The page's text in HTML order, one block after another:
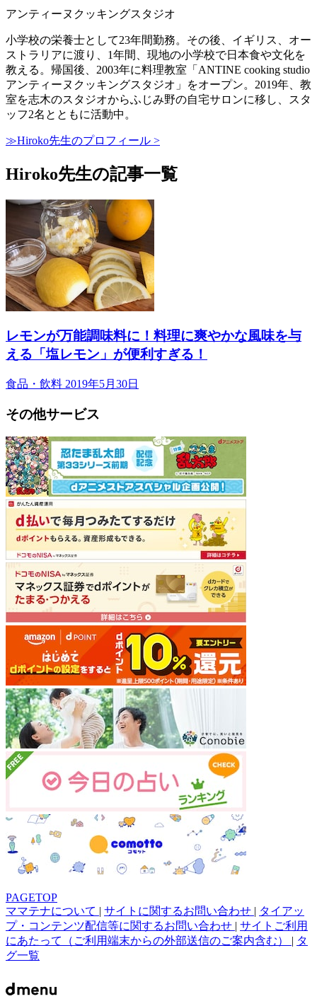
アンティーヌクッキングスタジオ
小学校の栄養士として23年間勤務。その後、イギリス、オー
ストラリアに渡り、1年間、現地の小学校で日本食や文化を
教える。帰国後、2003年に料理教室「ANTINE cooking studio
アンティーヌクッキングスタジオ」をオープン。2019年、教
室を志木のスタジオからふじみ野の自宅サロンに移し、スタ
ッフ2名とともに活動中。
≫Hiroko先生のプロフィール >
Hiroko先生の記事一覧
レモンが万能調味料に！料理に爽やかな風味を与
える「塩レモン」が便利すぎる！
食品・飲料 2019年5月30日
その他サービス
PAGETOP
ママテナについて | サイトに関するお問い合わせ | タイアッ
プ・コンテンツ配信等に関するお問い合わせ | サイトご利用
にあたって（ご利用端末からの外部送信のご案内含む） | タ
グ一覧